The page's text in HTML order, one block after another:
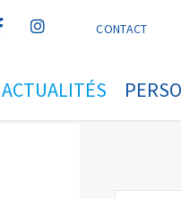
CONTACT
ACTUALITÉS